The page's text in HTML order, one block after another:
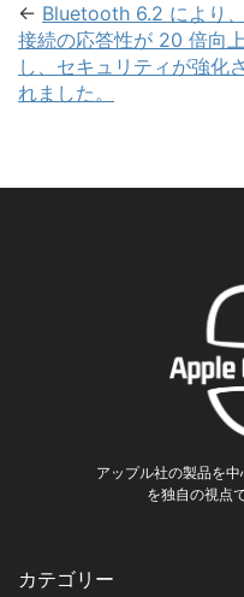
← Bluetooth 6.2 により、
接続の応答性が 20 倍向上
し、セキュリティが強化さ
れました。
アップル社の製品を
を独自の視点